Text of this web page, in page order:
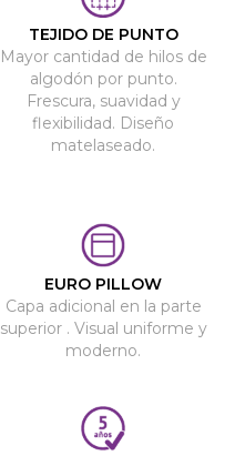
TEJIDO DE PUNTO
Mayor cantidad de hilos de
algodón por punto.
Frescura, suavidad y
flexibilidad. Diseño
matelaseado.
EURO PILLOW
Capa adicional en la parte
superior . Visual uniforme y
moderno.